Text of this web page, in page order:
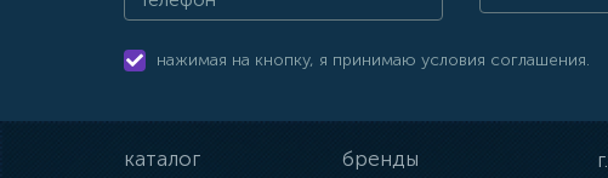
нажимая на кнопку, я принимаю условия соглашения.
каталог
бренды
г.